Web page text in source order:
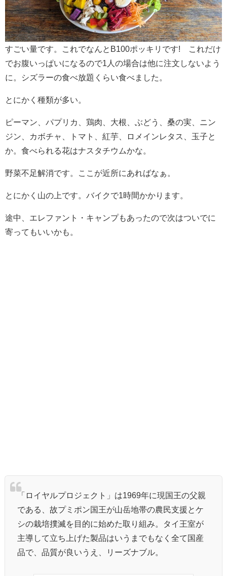
すごい量です。これでなんとB100ポッキリです! これだけ
でお腹いっぱいになるので1人の場合は他に注文しないよう
に。シズラーの食べ放題くらい食べました。
とにかく種類が多い。
ピーマン、パプリカ、鶏肉、大根、ぶどう、桑の実、ニン
ジン、カボチャ、トマト、紅芋、ロメインレタス、玉子と
か。食べられる花はナスタチウムかな。
野菜不足解消です。ここが近所にあればなぁ。
とにかく山の上です。バイクで1時間かかります。
途中、エレファント・キャンプもあったので次はついでに
寄ってもいいかも。
「ロイヤルプロジェクト」は1969年に現国王の父親
である、故プミポン国王が山岳地帯の農民支援とケ
シの栽培撲滅を目的に始めた取り組み。タイ王室が
主導して立ち上げた製品はいうまでもなく全て国産
品で、品質が良いうえ、リーズナブル。